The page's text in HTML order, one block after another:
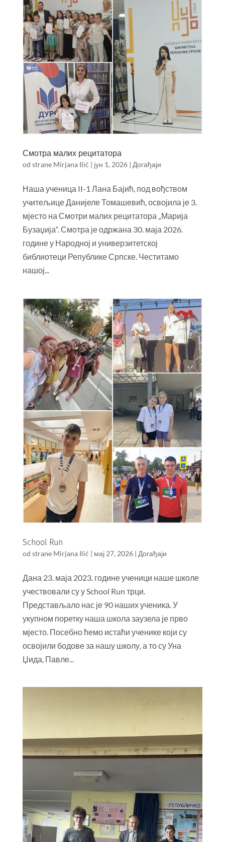
Смотра малих рецитатора
od strane Mirjana Ilić | јун 1, 2026| Догађаји
Наша ученица II-1 Лана Бајић, под вођством
учитељице Данијеле Томашевић, освојила је 3.
мјесто на Смотри малих рецитатора „Марија
Бузаџија“. Смотра је одржана 30. маја 2026.
године у Народној и универзитетској
библиотеци Републике Српске. Честитамо
нашој...
School Run
od strane Mirjana Ilić | мај 27, 2026| Догађаји
Дана 23. маја 2023. године ученици наше школе
учествовали су у School Run трци.
Представљало нас је 90 наших ученика. У
укупном поретку наша школа заузела је прво
мјесто. Посебно ћемо истаћи ученике који су
освојили бодове за нашу школу, а то су Уна
Џида, Павле...